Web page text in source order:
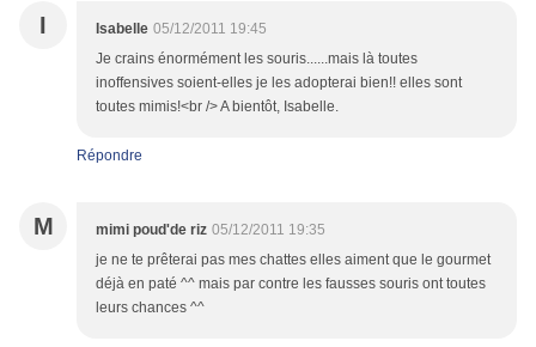
I Isabelle 05/12/2011 19:45
Je crains énormément les souris......mais là toutes
inoffensives soient-elles je les adopterai bien!! elles sont
toutes mimis!<br /> A bientôt, Isabelle.
Répondre
M mimi poud'de riz 05/12/2011 19:35
je ne te prêterai pas mes chattes elles aiment que le gourmet
déjà en paté ^^ mais par contre les fausses souris ont toutes
leurs chances ^^